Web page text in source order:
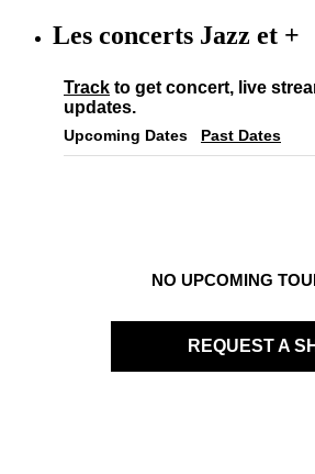
Les concerts Jazz et +
Track to get concert, live
updates.
Upcoming Dates Past Dates
NO UPCOMING
REQUEST A